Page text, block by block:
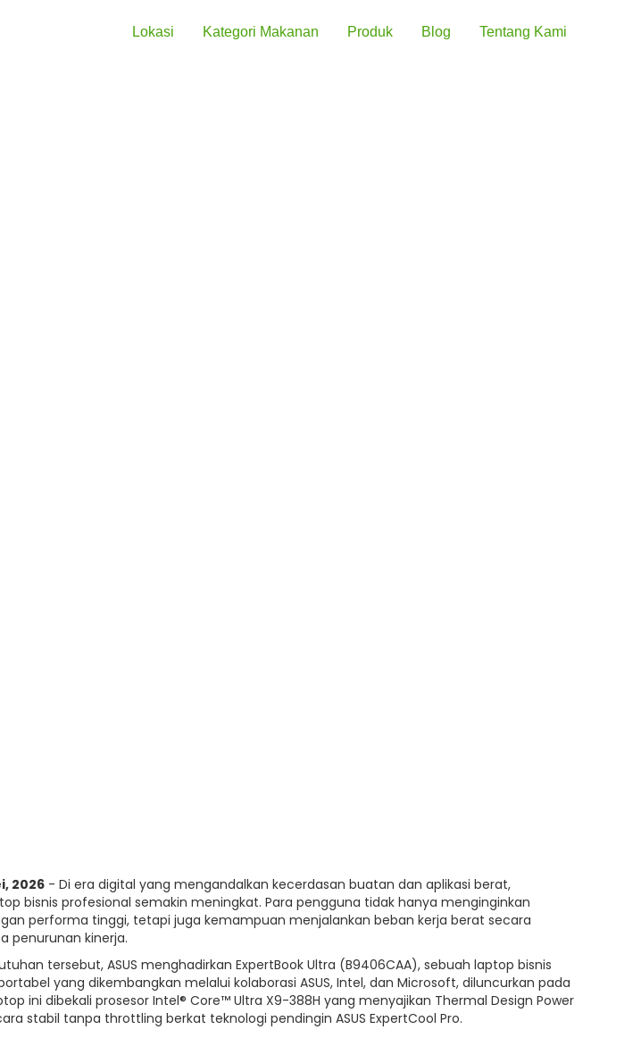
Lokasi Kategori Makanan Produk Blog Tentang Kami
2026- Di era digital yang mengandalkan kecerdasan buatan dan aplikasi berat,
bisnis profesional semakin meningkat. Para pengguna tidak hanya menginginkan
performa tinggi, tetapi juga kemampuan menjalankan beban kerja berat secara
penurunan kinerja.
tersebut, ASUS menghadirkan ExpertBook Ultra (B9406CAA), sebuah laptop bisnis
yang dikembangkan melalui kolaborasi ASUS, Intel, dan Microsoft, diluncurkan pada
ini dibekali prosesor Intel® Core™ Ultra X9-388H yang menyajikan Thermal Design Power
stabil tanpa throttling berkat teknologi pendingin ASUS ExpertCool Pro.